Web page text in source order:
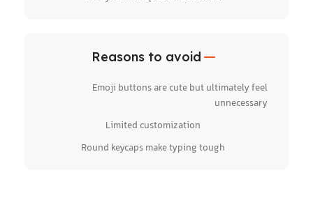
Reasons to avoid
Emoji buttons are cute but ultimately feel
unnecessary
Limited customization
Round keycaps make typing tough